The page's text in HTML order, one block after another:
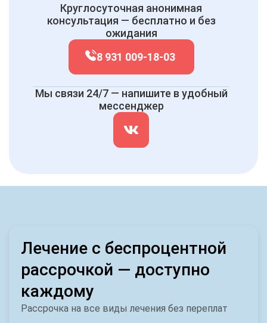
Круглосуточная анонимная
консультация — бесплатно и без
ожидания
8 931 009-18-03
Мы связи 24/7 — напишите в удобный
мессенджер
Лечение с беспроцентной
рассрочкой — доступно
каждому
Рассрочка на все виды лечения без переплат